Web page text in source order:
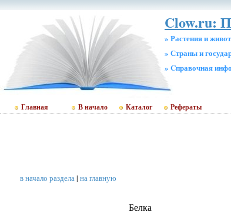
Clow.ru:
» Растения и
» Страны и
» Cправочная
Главная В начало Каталог Рефераты
в начало раздела| на главную
Белка